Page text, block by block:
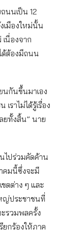
นนเป็น 12
เมืองใหม่นั้น
นื่องจาก
ด้ต้องมีถนน
นกันขึ้นมาเอง
ราไม่ได้รู้เรื่อง
ลยทั้งสิ้น” นาย
ไปร่วมคัดค้าน
คมนี้ซึ่งจะมี
ตต่าง ๆ และ
ญ่ประชาชนที่
รวมพลครั้ง
ยกร้องให้ภาค